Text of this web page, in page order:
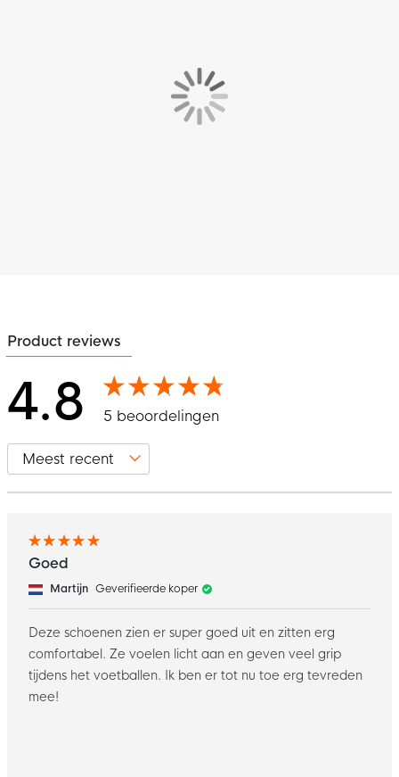
Product reviews
4.8 5 beoordelingen
Goed
Martijn Geverifieerde koper
Deze schoenen zien er super goed uit en zitten erg
comfortabel. Ze voelen licht aan en geven veel grip
tijdens het voetballen. Ik ben er tot nu toe erg tevreden
mee!